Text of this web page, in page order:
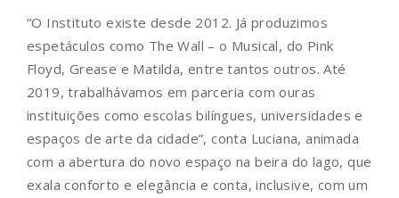
“O Instituto existe desde 2012. Já produzimos
espetáculos como The Wall – o Musical, do Pink
Floyd, Grease e Matilda, entre tantos outros. Até
2019, trabalhávamos em parceria com ouras
instituições como escolas bilíngues, universidades e
espaços de arte da cidade”, conta Luciana, animada
com a abertura do novo espaço na beira do lago, que
exala conforto e elegância e conta, inclusive, com um